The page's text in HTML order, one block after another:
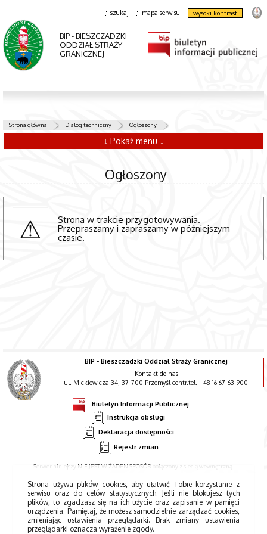
BIP - BIESZCZADZKI
ODDZIAŁ STRAŻY
GRANICZNEJ
szukaj mapa serwisu wysoki kontrast
Strona główna Dialog techniczny Ogłoszony
↓ Pokaż menu ↓
Ogłoszony
Strona w trakcie przygotowywania.
Przepraszamy i zapraszamy w późniejszym
czasie.
BIP - Bieszczadzki Oddział Straży Granicznej
Kontakt do nas
ul. Mickiewicza 34; 37-700 Przemyśl centr.tel. +48 16 67-63-900
Biuletyn Informacji Publicznej
Instrukcja obsługi
Deklaracja dostępności
Rejestr zmian
Serwer niniejszy NIE JEST W ŻADEN SPOSÓB połączony z siecią wewnętrzną.
Strona używa plików cookies, aby ułatwić Tobie korzystanie z
serwisu oraz do celów statystycznych. Jeśli nie blokujesz tych
plików, to zgadzasz się na ich użycie oraz zapisanie w pamięci
urządzenia. Pamiętaj, że możesz samodzielnie zarządzać cookies,
zmieniając ustawienia przeglądarki. Brak zmiany ustawienia
przeglądarki oznacza wyrażenie zgody.